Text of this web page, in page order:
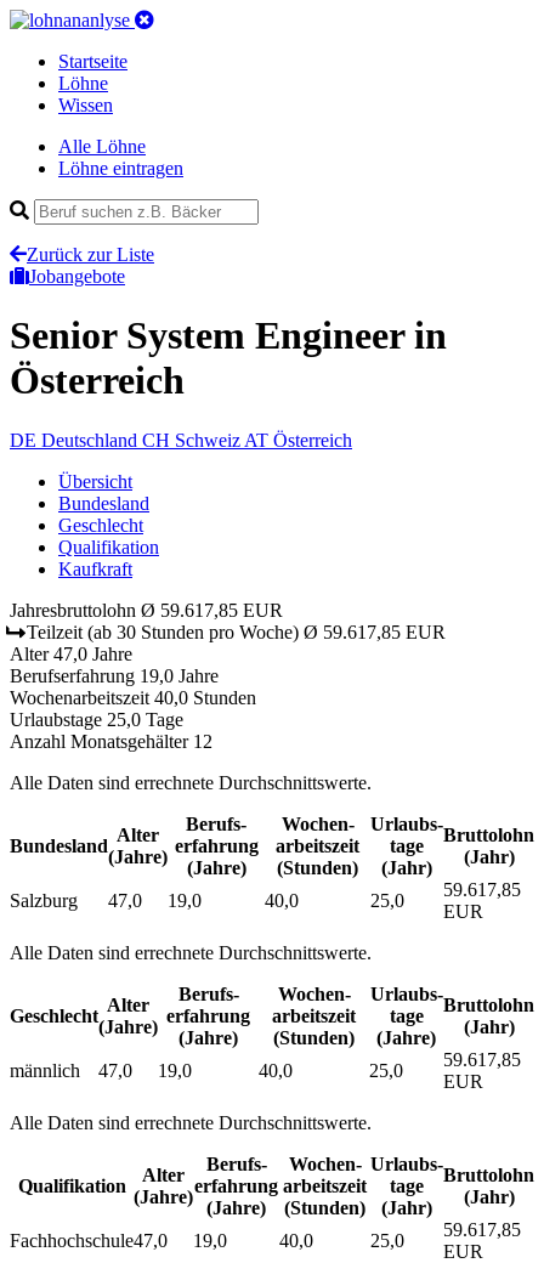
Startseite
Löhne
Wissen
Alle Löhne
Löhne eintragen
Zurück zur Liste
Jobangebote
Senior System Engineerin
Österreich
DE Deutschland CH Schweiz AT Österreich
Übersicht
Bundesland
Geschlecht
Qualifikation
Kaufkraft
Jahresbruttolohn Ø 59.617,85 EUR
Teilzeit (ab 30 Stunden pro Woche) Ø 59.617,85 EUR
Alter 47,0 Jahre
Berufserfahrung 19,0 Jahre
Wochenarbeitszeit 40,0 Stunden
Urlaubstage 25,0 Tage
Anzahl Monatsgehälter 12
Alle Daten sind errechnete Durchschnittswerte.
Bundesland
Alter
(Jahre)
Berufs­
erfahrung
(Jahre)
Wochen­
arbeitszeit
(Stunden)
Urlaubs­
tage
(Jahr)
Bruttolohn
(Jahr)
Salzburg 47,0 19,0 40,0 25,0
59.617,85
EUR
Alle Daten sind errechnete Durchschnittswerte.
Geschlecht
Alter
(Jahre)
Berufs­
erfahrung
(Jahre)
Wochen­
arbeitszeit
(Stunden)
Urlaubs­
tage
(Jahre)
Bruttolohn
(Jahr)
männlich 47,0 19,0 40,0 25,0
59.617,85
EUR
Alle Daten sind errechnete Durchschnittswerte.
Qualifikation
Alter
(Jahre)
Berufs­
erfahrung
(Jahre)
Wochen­
arbeitszeit
(Stunden)
Urlaubs­
tage
(Jahr)
Bruttolohn
(Jahr)
Fachhochschule47,0 19,0 40,0 25,0
59.617,85
EUR